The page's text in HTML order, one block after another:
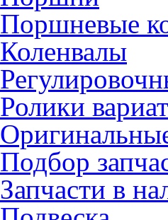
Поршневые
Коленвалы
Ролики
Подбор
Запчасти в